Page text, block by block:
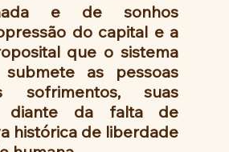
e de sonhos
do capital e a
que o sistema
submete as pessoas
sofrimentos, suas
diante da falta de
histórica de liberdade